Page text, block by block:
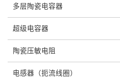
多层陶瓷电容器
超级电容器
陶瓷压敏电阻
电感器（扼流线圈）